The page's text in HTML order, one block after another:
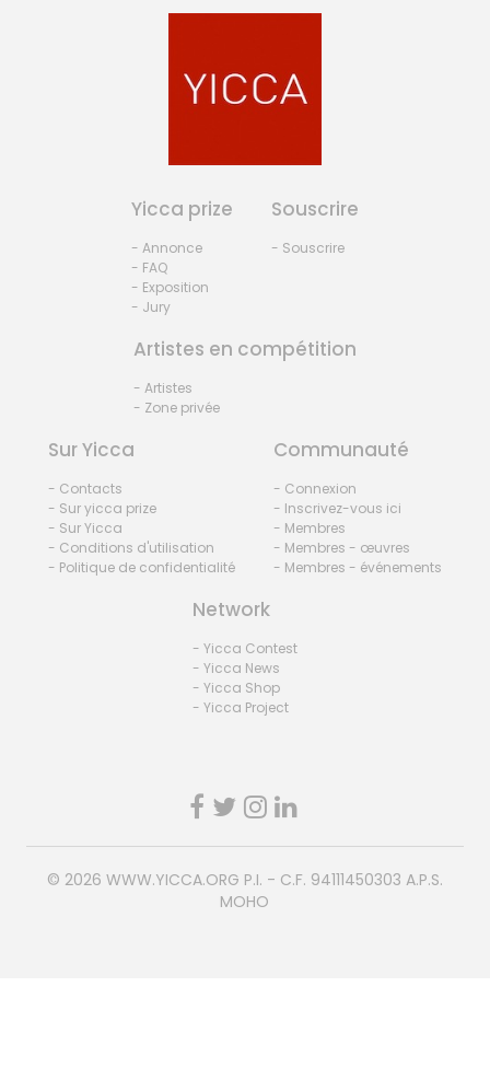
Yicca prize
- Annonce
- FAQ
- Exposition
- Jury
Souscrire
- Souscrire
Artistes en compétition
- Artistes
- Zone privée
Sur Yicca
- Contacts
- Sur yicca prize
- Sur Yicca
- Conditions d'utilisation
- Politique de confidentialité
Communauté
- Connexion
- Inscrivez-vous ici
- Membres
- Membres - œuvres
- Membres - événements
Network
- Yicca Contest
- Yicca News
- Yicca Shop
- Yicca Project
© 2026 WWW.YICCA.ORG P.I. - C.F. 94111450303 A.P.S.
MOHO